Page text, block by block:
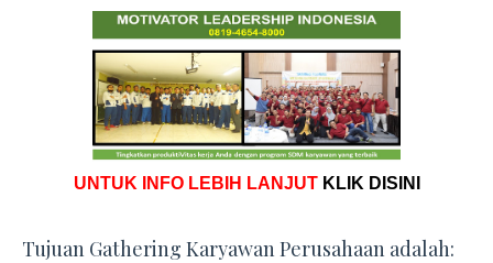
UNTUK INFO LEBIH LANJUT KLIK DISINI
Tujuan Gathering Karyawan Perusahaan adalah: